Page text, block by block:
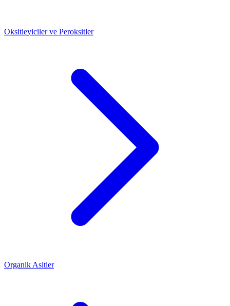
Oksitleyiciler ve Peroksitler
Organik Asitler